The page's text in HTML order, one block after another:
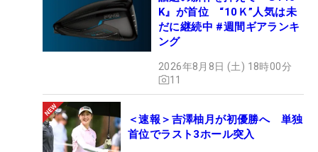
K』が首位 “10Ｋ”人気は未
だに継続中 #週間ギアランキ
ング
2026年8月8日 (土) 18時00分
11
＜速報＞吉澤柚月が初優勝へ 単独
首位でラスト3ホール突入